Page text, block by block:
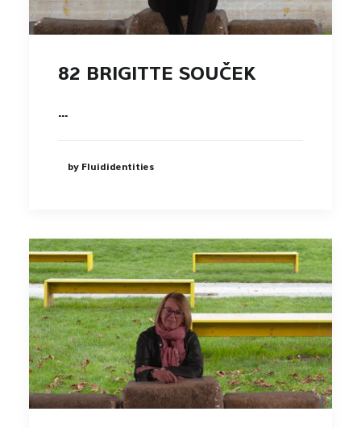
82 BRIGITTE SOUČEK
…
by Fluididentities